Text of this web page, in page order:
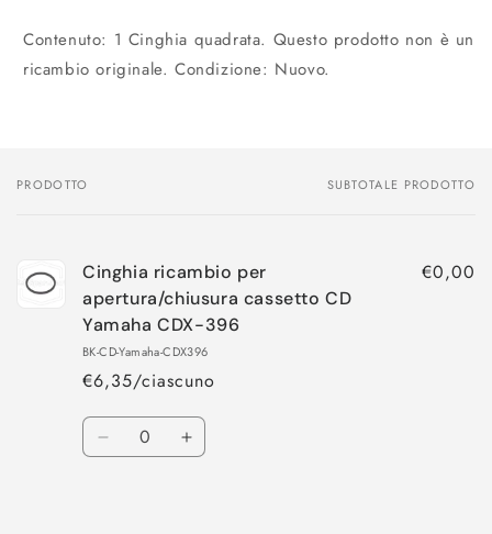
Contenuto: 1 Cinghia quadrata. Questo prodotto non è un
ricambio originale. Condizione: Nuovo.
Il
PRODOTTO SUBTOTALE PRODOTTO
Cinghia ricambio per
apertura/chiusura cassetto CD
Yamaha CDX-396
BK-CD-Yamaha-CDX396
€6,35/ciascuno
€0,00
Quantità
DiminuisciAumenta